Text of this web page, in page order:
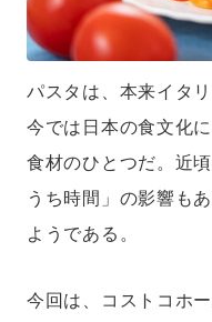
パスタは、本来イタ
今では日本の食文化
食材のひとつだ。近
うち時間」の影響も
ようである。
今回は、コストコホ